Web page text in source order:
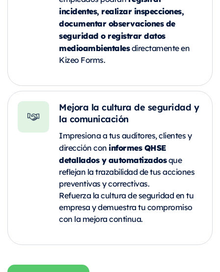
incidentes, realizar inspecciones,
documentar observaciones de
seguridad o registrar datos
medioambientalesdirectamente en
Kizeo Forms.
Mejora la cultura de seguridad y
la comunicación
Impresiona a tus auditores, clientes y
dirección con informes QHSE
detallados y automatizadosque
reflejan la trazabilidad de tus acciones
preventivas y correctivas.
Refuerza la cultura de seguridad en tu
empresa y demuestra tu compromiso
con la mejora continua.